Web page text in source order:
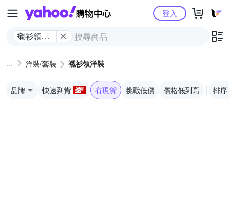
Yahoo購物中心
襯衫領洋
登入
洋裝/套裝 襯衫領洋裝
品牌 快速到貨 有現貨 挑戰低價 價格低到高 排序